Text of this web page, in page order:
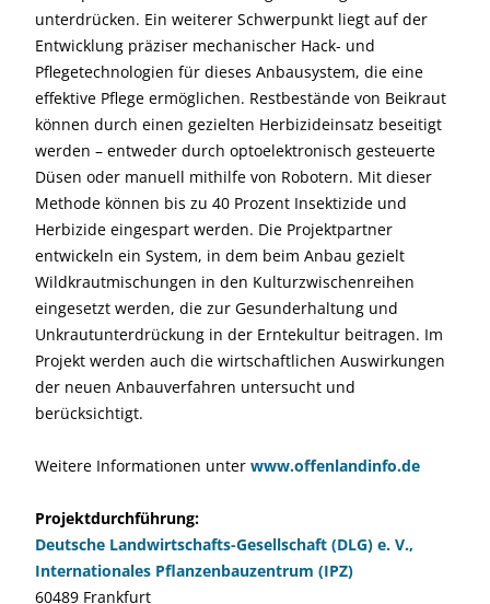
unterdrücken. Ein weiterer Schwerpunkt liegt auf der
Entwicklung präziser mechanischer Hack- und
Pflegetechnologien für dieses Anbausystem, die eine
effektive Pflege ermöglichen. Restbestände von Beikraut
können durch einen gezielten Herbizideinsatz beseitigt
werden – entweder durch optoelektronisch gesteuerte
Düsen oder manuell mithilfe von Robotern. Mit dieser
Methode können bis zu 40 Prozent Insektizide und
Herbizide eingespart werden. Die Projektpartner
entwickeln ein System, in dem beim Anbau gezielt
Wildkrautmischungen in den Kulturzwischenreihen
eingesetzt werden, die zur Gesunderhaltung und
Unkrautunterdrückung in der Erntekultur beitragen. Im
Projekt werden auch die wirtschaftlichen Auswirkungen
der neuen Anbauverfahren untersucht und
berücksichtigt.
Weitere Informationen unter www.offenlandinfo.de
Projektdurchführung:
Deutsche Landwirtschafts-Gesellschaft (DLG) e. V.,
Internationales Pflanzenbauzentrum (IPZ)
60489 Frankfurt